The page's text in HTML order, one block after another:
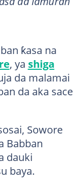
ƙasa na
, ya shiga
da malamai
da aka sace
Sowore
Babban
dauki
baya.